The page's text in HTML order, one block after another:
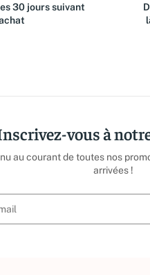
30 jours suivant
vous à
au courant de toutes nos
arrivées !